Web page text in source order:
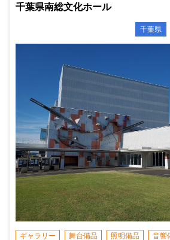
千葉県南総文化ホール
千葉県
ギャラリー 舞台備品 照明備品 音響